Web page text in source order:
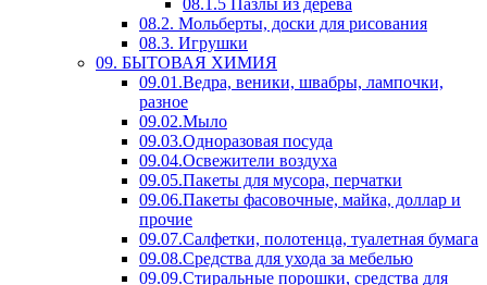
08.2. Мольберты, доски для рисования
08.3. Игрушки
09. БЫТОВАЯ ХИМИЯ
09.01.Ведра, веники, швабры, лампочки,
разное
09.02.Мыло
09.03.Одноразовая посуда
09.04.Освежители воздуха
09.05.Пакеты для мусора, перчатки
09.06.Пакеты фасовочные, майка, доллар и
прочие
09.07.Салфетки, полотенца, туалетная бумага
09.08.Средства для ухода за мебелью
09.09.Стиральные порошки, средства для